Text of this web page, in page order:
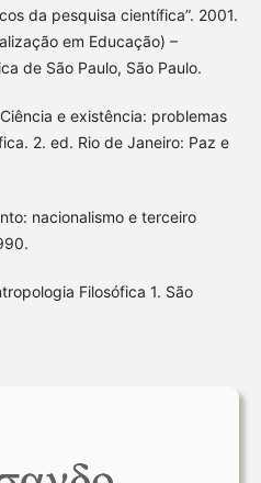
da pesquisa científica”. 2001.
em Educação) –
de São Paulo, São Paulo.
e existência: problemas
2. ed. Rio de Janeiro: Paz e
nacionalismo e terceiro
Filosófica 1. São